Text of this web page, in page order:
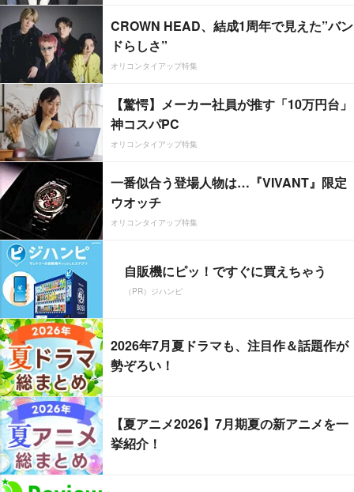
CROWN HEAD、結成1周年で見えた”バン
ドらしさ”
オリコンタイアップ特集
【驚愕】メーカー社員が推す「10万円台」
神コスパPC
オリコンタイアップ特集
一番似合う登場人物は…『VIVANT』限定
ウオッチ
オリコンタイアップ特集
自販機にピッ！ですぐに買えちゃう
（PR）ジハンピ
2026年7月夏ドラマも、注目作＆話題作が
勢ぞろい！
【夏アニメ2026】7月期夏の新アニメを一
挙紹介！